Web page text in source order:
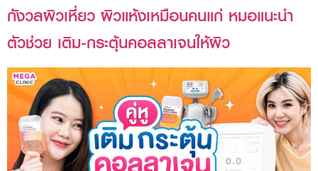
กังวลผิวเหี่ยว ผิวแห้งเหมือนคนแก่ หมอแนะนำ
ตัวช่วย เติม-กระตุ้นคอลลาเจนให้ผิว